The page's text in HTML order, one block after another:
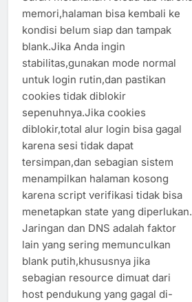
memori,halaman bisa kembali ke
kondisi belum siap dan tampak
blank.Jika Anda ingin
stabilitas,gunakan mode normal
untuk login rutin,dan pastikan
cookies tidak diblokir
sepenuhnya.Jika cookies
diblokir,total alur login bisa gagal
karena sesi tidak dapat
tersimpan,dan sebagian sistem
menampilkan halaman kosong
karena script verifikasi tidak bisa
menetapkan state yang diperlukan.
Jaringan dan DNS adalah faktor
lain yang sering memunculkan
blank putih,khususnya jika
sebagian resource dimuat dari
host pendukung yang gagal di-